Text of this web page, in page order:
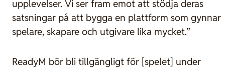
upplevelser. Vi ser fram emot att stödja deras
satsningar på att bygga en plattform som gynnar
spelare, skapare och utgivare lika mycket.”
ReadyM bör bli tillgängligt för [spelet] under